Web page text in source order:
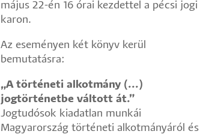
Tanszéke
HUN-
REN
TK
Jogtudományi
Intézete
szervezésében)
május 22-én 16 órai kezdettel a pécsi jogi
karon.
Az eseményen két könyv kerül
bemutatásra:
„A történeti alkotmány (...)
jogtörténetbe váltott át.”
Jogtudósok kiadatlan munkái
Magyarország történeti alkotmányáról és